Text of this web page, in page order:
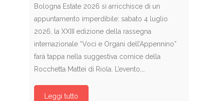
Bologna Estate 2026 si arricchisce di un
appuntamento imperdibile: sabato 4 luglio
2026, la XXIII edizione della rassegna
internazionale “Voci e Organi dell’Appennino”
farà tappa nella suggestiva cornice della
Rocchetta Mattei di Riola. L’evento,…
Leggi tutto